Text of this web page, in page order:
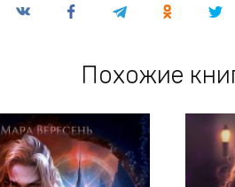
Похожие